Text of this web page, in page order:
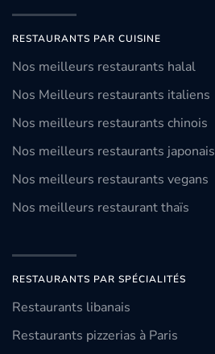
RESTAURANTS PAR CUISINE
Nos meilleurs restaurants halal
Nos Meilleurs restaurants italiens
Nos meilleurs restaurants chinois
Nos meilleurs restaurants japonais
Nos meilleurs restaurants vegans
Nos meilleurs restaurant thaïs
RESTAURANTS PAR SPÉCIALITÉS
Restaurants libanais
Restaurants pizzerias à Paris